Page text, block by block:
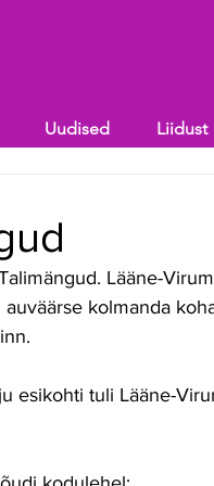
Uudised Liidust
Lääne-
kolmanda
esikohti tuli Lääne-